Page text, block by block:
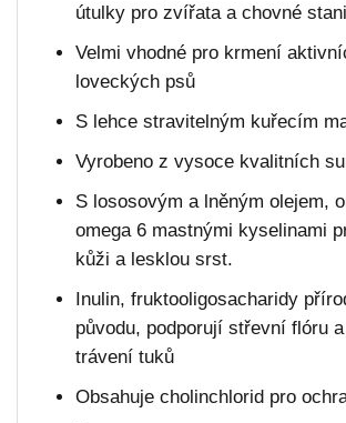
útulky pro zvířata a chovné
Velmi vhodné pro krmení
loveckých psů
S lehce stravitelným kuřecím
Vyrobeno z vysoce kvalitních
S lososovým a lněným olejem,
omega 6 mastnými kyselinami
kůži a lesklou srst.
Inulin, fruktooligosacharidy
původu, podporují střevní flóru
trávení tuků
Obsahuje cholinchlorid pro